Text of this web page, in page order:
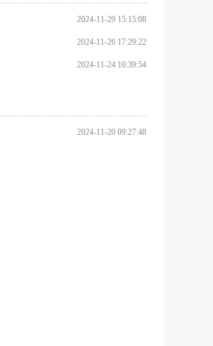
2024-11-29 15:15:08
2024-11-26 17:29:22
2024-11-24 10:39:54
2024-11-20 09:27:48